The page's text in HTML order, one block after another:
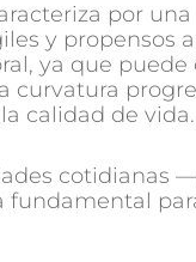
por
y propensos
ya que
calidad de vida.
cotidianas